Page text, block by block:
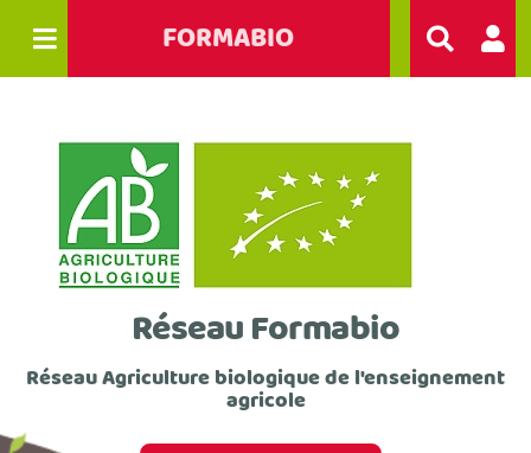
FORMABIO
Réseau Formabio
Réseau Agriculture biologique de l'enseignement
agricole